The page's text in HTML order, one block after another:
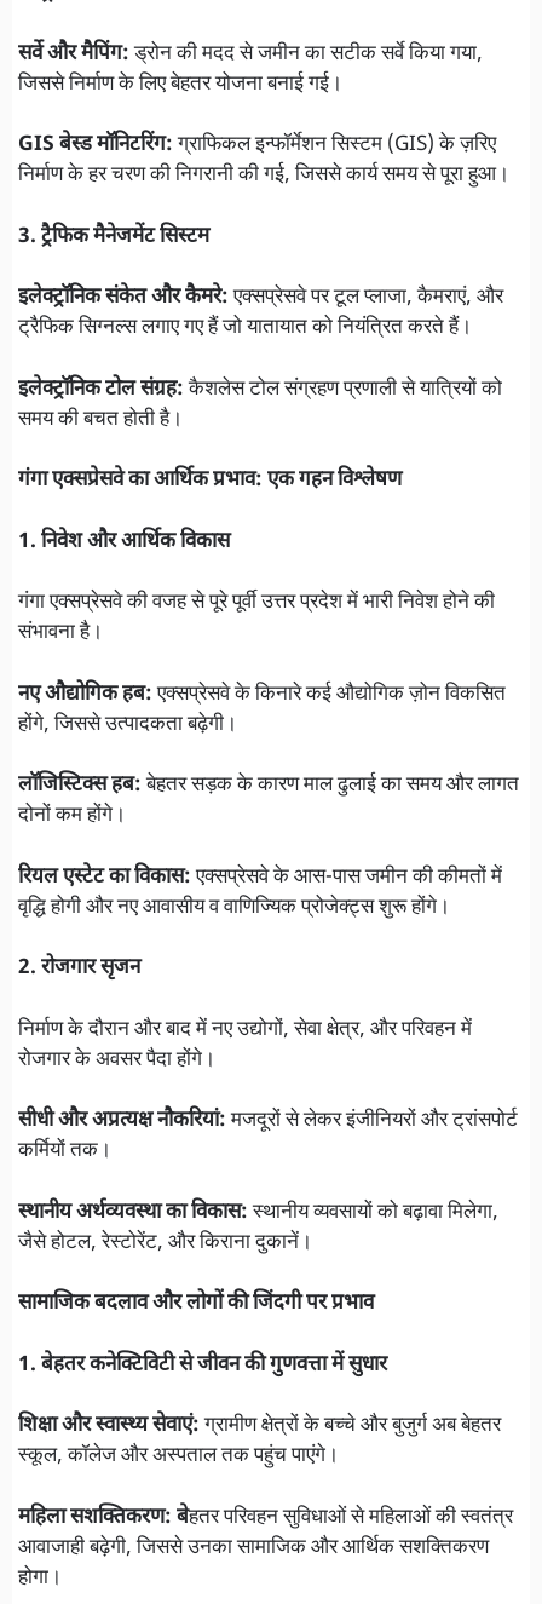
सर्वे और मैपिंग:ड्रोन की मदद से जमीन का सटीक सर्वे किया गया,
जिससे निर्माण के लिए बेहतर योजना बनाई गई।
GIS बेस्ड मॉनिटरिंग:ग्राफिकल इन्फॉर्मेशन सिस्टम (GIS) के ज़रिए
निर्माण के हर चरण की निगरानी की गई, जिससे कार्य समय से पूरा हुआ।
3. ट्रैफिक मैनेजमेंट सिस्टम
इलेक्ट्रॉनिक संकेत और कैमरे:एक्सप्रेसवे पर टूल प्लाजा, कैमराएं, और
ट्रैफिक सिग्नल्स लगाए गए हैं जो यातायात को नियंत्रित करते हैं।
इलेक्ट्रॉनिक टोल संग्रह:कैशलेस टोल संग्रहण प्रणाली से यात्रियों को
समय की बचत होती है।
गंगा एक्सप्रेसवे का आर्थिक प्रभाव: एक गहन विश्लेषण
1. निवेश और आर्थिक विकास
गंगा एक्सप्रेसवे की वजह से पूरे पूर्वी उत्तर प्रदेश में भारी निवेश होने की
संभावना है।
नए औद्योगिक हब:एक्सप्रेसवे के किनारे कई औद्योगिक ज़ोन विकसित
होंगे, जिससे उत्पादकता बढ़ेगी।
लॉजिस्टिक्स हब:बेहतर सड़क के कारण माल ढुलाई का समय और लागत
दोनों कम होंगे।
रियल एस्टेट का विकास:एक्सप्रेसवे के आस-पास जमीन की कीमतों में
वृद्धि होगी और नए आवासीय व वाणिज्यिक प्रोजेक्ट्स शुरू होंगे।
2. रोजगार सृजन
निर्माण के दौरान और बाद में नए उद्योगों, सेवा क्षेत्र, और परिवहन में
रोजगार के अवसर पैदा होंगे।
सीधी और अप्रत्यक्ष नौकरियां:मजदूरों से लेकर इंजीनियरों और ट्रांसपोर्ट
कर्मियों तक।
स्थानीय अर्थव्यवस्था का विकास:स्थानीय व्यवसायों को बढ़ावा मिलेगा,
जैसे होटल, रेस्टोरेंट, और किराना दुकानें।
सामाजिक बदलाव और लोगों की जिंदगी पर प्रभाव
1. बेहतर कनेक्टिविटी से जीवन की गुणवत्ता में सुधार
शिक्षा और स्वास्थ्य सेवाएं:ग्रामीण क्षेत्रों के बच्चे और बुजुर्ग अब बेहतर
स्कूल, कॉलेज और अस्पताल तक पहुंच पाएंगे।
महिला सशक्तिकरण: बेहतर परिवहन सुविधाओं से महिलाओं की स्वतंत्र
आवाजाही बढ़ेगी, जिससे उनका सामाजिक और आर्थिक सशक्तिकरण
होगा।